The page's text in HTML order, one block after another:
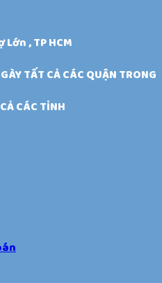
, TP HCM
TẤT CẢ CÁC QUẬN TRONG
CÁC TỈNH